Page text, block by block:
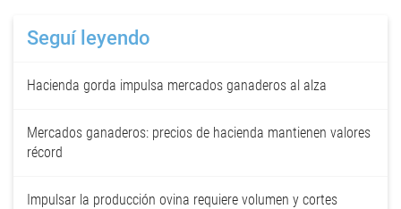
Seguí leyendo
Hacienda gorda impulsa mercados ganaderos al alza
Mercados ganaderos: precios de hacienda mantienen valores
récord
Impulsar la producción ovina requiere volumen y cortes